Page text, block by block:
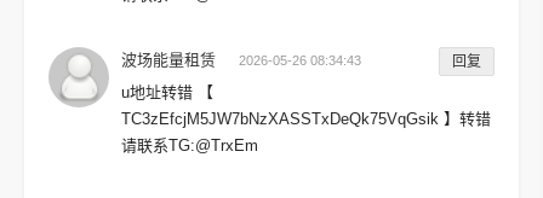
波场能量租赁 2026-05-26 08:34:43 回复
u地址转错 【
TC3zEfcjM5JW7bNzXASSTxDeQk75VqGsik 】转错
请联系TG:@TrxEm